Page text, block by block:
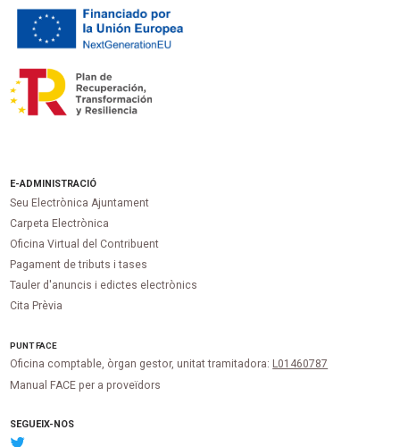
E-ADMINISTRACIÓ
Seu Electrònica Ajuntament
Carpeta Electrònica
Oficina Virtual del Contribuent
Pagament de tributs i tases
Tauler d'anuncis i edictes electrònics
Cita Prèvia
PUNTFACE
Oficina comptable, òrgan gestor, unitat tramitadora: L01460787
Manual FACE per a proveïdors
SEGUEIX-NOS